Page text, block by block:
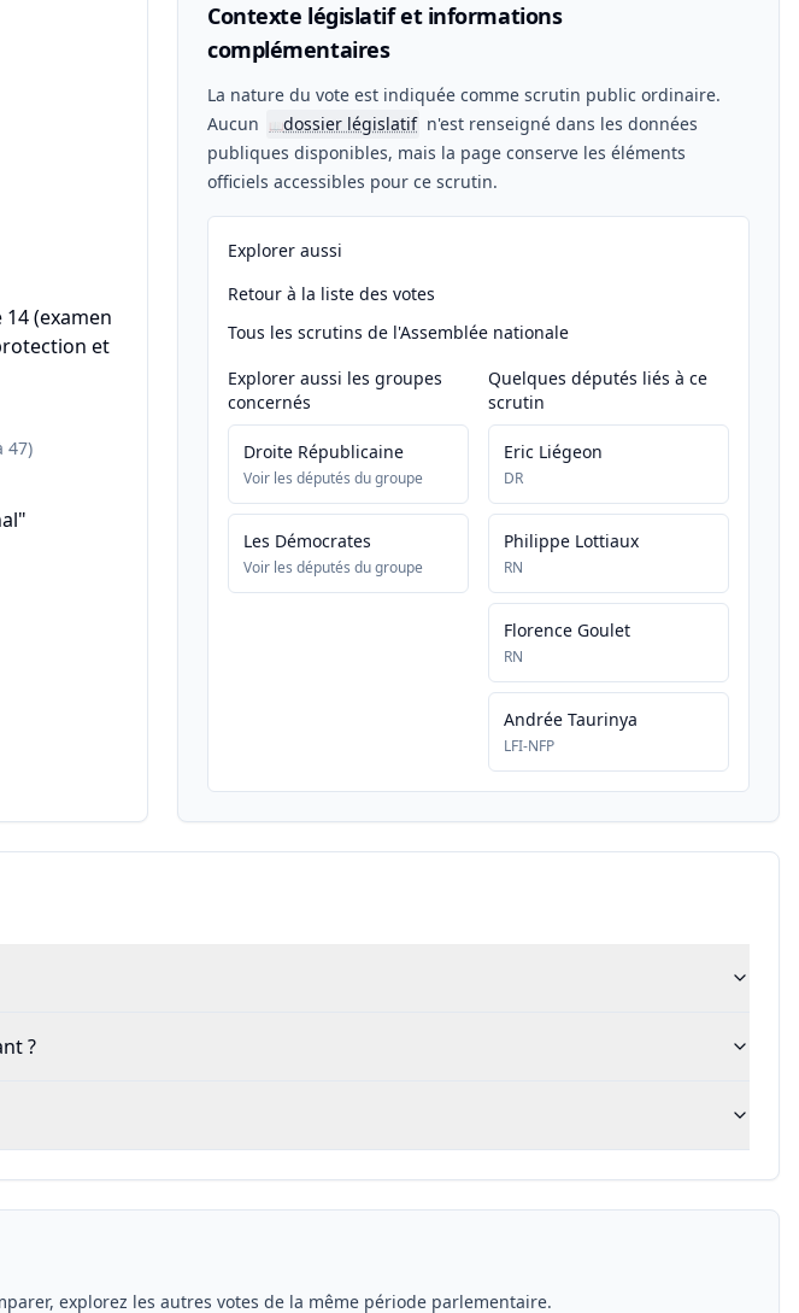
(examen
et
47)
Contexte législatif et informations
complémentaires
La nature du vote est indiquée comme scrutin public ordinaire.
Aucun
📖dossier législatif n'est renseigné dans les données
publiques disponibles, mais la page conserve les éléments
officiels accessibles pour ce scrutin.
Explorer aussi
Retour à la liste des votes
Tous les scrutins de l'Assemblée nationale
Explorer aussi les groupes
concernés
Droite Républicaine
Voir les députés du groupe
Les Démocrates
Voir les députés du groupe
Quelques députés liés à ce
scrutin
Eric Liégeon
DR
Philippe Lottiaux
RN
Florence Goulet
RN
Andrée Taurinya
LFI-NFP
?
explorez les autres votes de la même période parlementaire.